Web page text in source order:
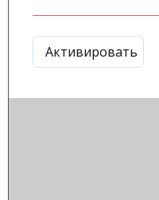
Активировать